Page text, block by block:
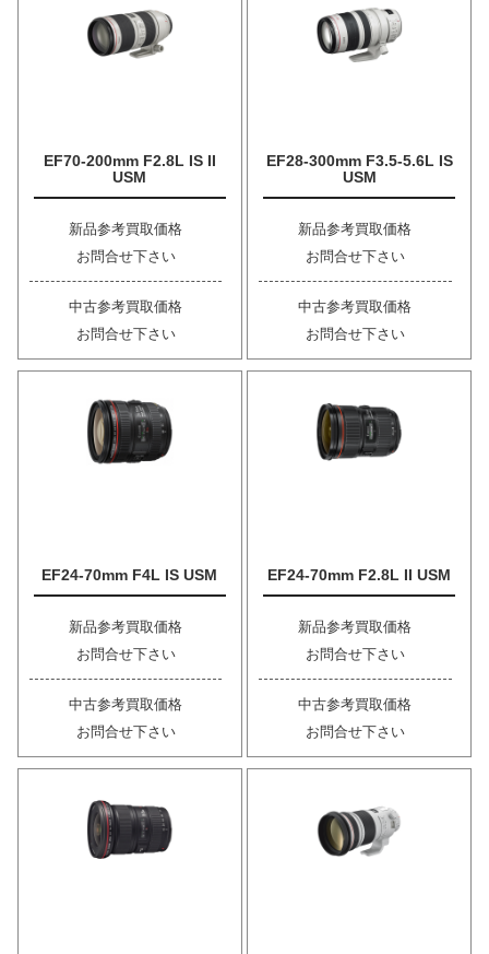
EF70-200mm F2.8L IS II
USM
新品参考買取価格
お問合せ下さい
中古参考買取価格
お問合せ下さい
EF28-300mm F3.5-5.6L IS
USM
新品参考買取価格
お問合せ下さい
中古参考買取価格
お問合せ下さい
EF24-70mm F4L IS USM
新品参考買取価格
お問合せ下さい
中古参考買取価格
お問合せ下さい
EF24-70mm F2.8L II USM
新品参考買取価格
お問合せ下さい
中古参考買取価格
お問合せ下さい